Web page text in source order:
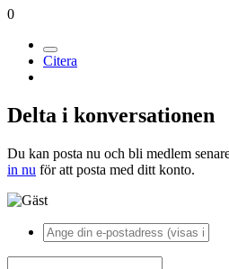
0
Citera
Delta i konversationen
Du kan posta nu och bli medlem
in nu för att posta med ditt konto.